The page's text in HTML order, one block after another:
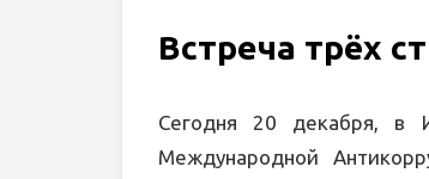
Встреча трёх
Сегодня 20 декабря, в
Международной